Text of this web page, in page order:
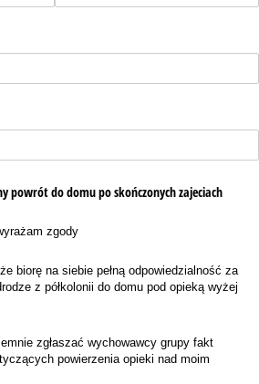
powrót do domu po skończonych zajeciach
zgody
biorę na siebie pełną odpowiedzialność za
z półkolonii do domu pod opieką wyżej
zgłaszać wychowawcy grupy fakt
powierzenia opieki nad moim